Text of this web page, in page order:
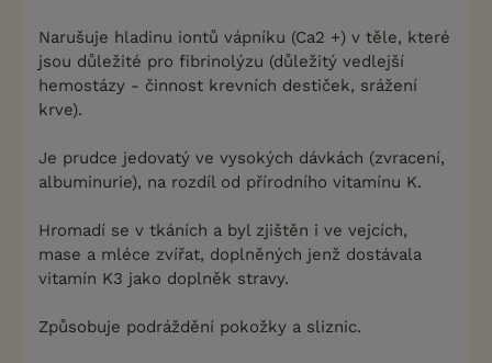
Narušuje hladinu iontů vápníku (Ca2 +) v těle, které
jsou důležité pro fibrinolýzu (důležitý vedlejší
hemostázy - činnost krevních destiček, srážení
krve).
Je prudce jedovatý ve vysokých dávkách (zvracení,
albuminurie), na rozdíl od přírodního vitamínu K.
Hromadí se v tkáních a byl zjištěn i ve vejcích,
mase a mléce zvířat, doplněných jenž dostávala
vitamín K3 jako doplněk stravy.
Způsobuje podráždění pokožky a sliznic.